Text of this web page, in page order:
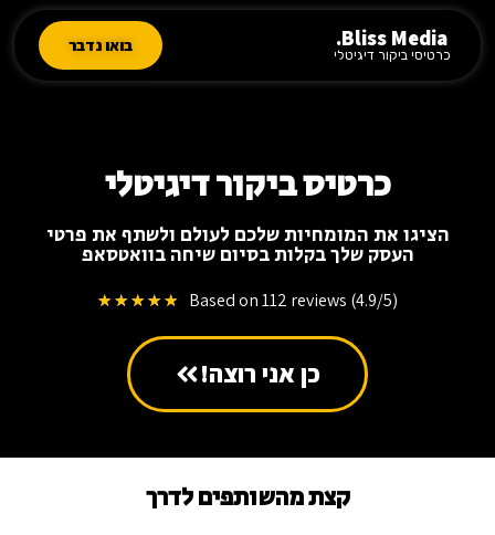
Bliss Media.
כרטיסי ביקור דיגיטלי
בואו נדבר
כרטיס ביקור דיגיטלי
הציגו את המומחיות שלכם לעולם ולשתף את פרטי
העסק שלך בקלות בסיום שיחה בוואטסאפ
Based on 112 reviews (4.9/5)
★
★
★
★
★
כן אני רוצה!
קצת מהשותפים לדרך